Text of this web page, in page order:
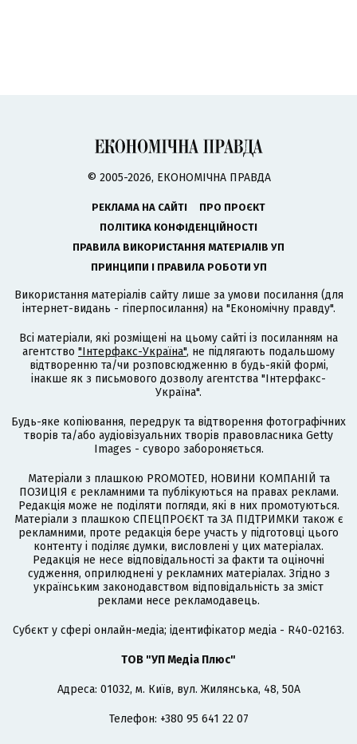
© 2005-2026, ЕКОНОМІЧНА ПРАВДА
РЕКЛАМА НА САЙТІ
ПРО ПРОЄКТ
ПОЛІТИКА КОНФІДЕНЦІЙНОСТІ
ПРАВИЛА ВИКОРИСТАННЯ МАТЕРІАЛІВ УП
ПРИНЦИПИ І ПРАВИЛА РОБОТИ УП
Використання матеріалів сайту лише за умови посилання (для
інтернет-видань - гіперпосилання) на "Економічну правду".
Всі матеріали, які розміщені на цьому сайті із посиланням на
агентство "Інтерфакс-Україна", не підлягають подальшому
відтворенню та/чи розповсюдженню в будь-якій формі,
інакше як з письмового дозволу агентства "Інтерфакс-
Україна".
Будь-яке копіювання, передрук та відтворення фотографічних
творів та/або аудіовізуальних творів правовласника Getty
Images - суворо забороняється.
Матеріали з плашкою PROMOTED, НОВИНИ КОМПАНІЙ та
ПОЗИЦІЯ є рекламними та публікуються на правах реклами.
Редакція може не поділяти погляди, які в них промотуються.
Матеріали з плашкою СПЕЦПРОЄКТ та ЗА ПІДТРИМКИ також є
рекламними, проте редакція бере участь у підготовці цього
контенту і поділяє думки, висловлені у цих матеріалах.
Редакція не несе відповідальності за факти та оціночні
судження, оприлюднені у рекламних матеріалах. Згідно з
українським законодавством відповідальність за зміст
реклами несе рекламодавець.
Cубєкт у сфері онлайн-медіа; ідентифікатор медіа - R40-02163.
ТОВ "УП Медіа Плюс"
Адреса: 01032, м. Київ, вул. Жилянська, 48, 50А
Телефон: +380 95 641 22 07